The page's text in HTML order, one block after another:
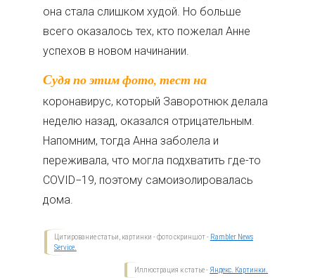
она стала слишком худой. Но больше
всего оказалось тех, кто пожелал Анне
успехов в новом начинании.
Судя по этим фото, тест на
коронавирус, который Заворотнюк делала
неделю назад, оказался отрицательным.
Напомним, тогда Анна заболела и
переживала, что могла подхватить где-то
COVID−19, поэтому самоизолировалась
дома.
Цитирование статьи, картинки - фото скриншот - Rambler News
Service.
Иллюстрация к статье - Яндекс. Картинки.